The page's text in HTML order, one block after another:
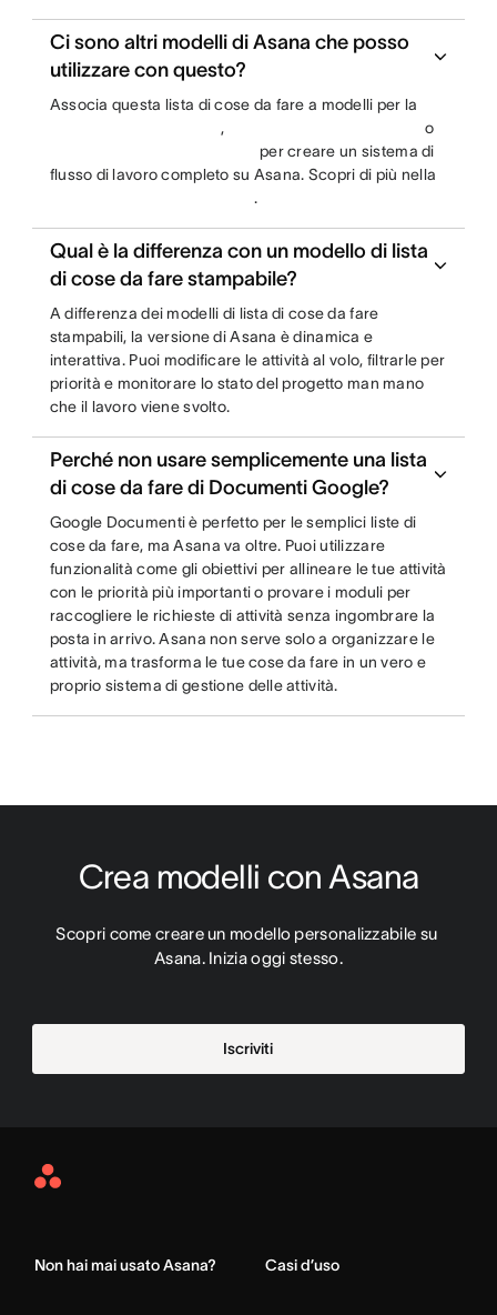
Ci sono altri modelli di Asana che posso
utilizzare con questo?
Associa questa lista di cose da fare a modelli per la
,
o
per creare un sistema di
flusso di lavoro completo su Asana. Scopri di più nella
.
Qual è la differenza con un modello di lista
di cose da fare stampabile?
A differenza dei modelli di lista di cose da fare
stampabili, la versione di Asana è dinamica e
interattiva. Puoi modificare le attività al volo, filtrarle per
priorità e monitorare lo stato del progetto man mano
che il lavoro viene svolto.
Perché non usare semplicemente una lista
di cose da fare di Documenti Google?
Google Documenti è perfetto per le semplici liste di
cose da fare, ma Asana va oltre. Puoi utilizzare
funzionalità come gli obiettivi per allineare le tue attività
con le priorità più importanti o provare i moduli per
raccogliere le richieste di attività senza ingombrare la
posta in arrivo. Asana non serve solo a organizzare le
attività, ma trasforma le tue cose da fare in un vero e
proprio sistema di gestione delle attività.
Crea modelli con Asana
Scopri come creare un modello personalizzabile su
Asana. Inizia oggi stesso.
Iscriviti
Asana
Non hai mai usato Asana? Casi d’uso